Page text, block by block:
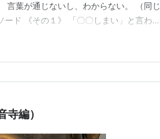
言葉が通じないし、わからない。 （同じ
ド 《その１》 「〇〇しまい」と言われ
と言ってた。 生徒に言ったら、全く通
編）